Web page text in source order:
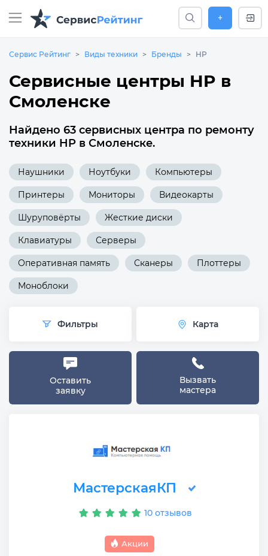
+
Сервис Рейтинг Виды техники Бренды HP
Сервисные центры HP в
Смоленске
Найдено 63 сервисных центра по ремонту
техники HP в Смоленске.
Наушники Ноутбуки Компьютеры
Принтеры Мониторы Видеокарты
Шуруповёрты Жесткие диски
Клавиатуры Серверы
Оперативная память Сканеры Плоттеры
Моноблоки
Фильтры Карта
Оставить
заявку
Вызвать
мастера
МастерскаяКП
10 отзывов
Акции